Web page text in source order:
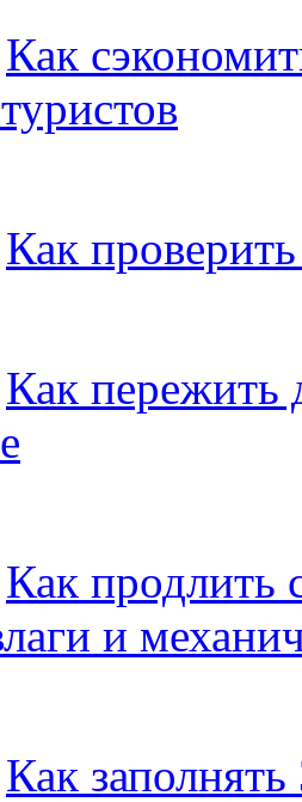
Как
Как
Как пережить
Как
и
Как